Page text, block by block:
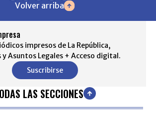
Volver arriba
impresos de La República,
Asuntos Legales + Acceso digital.
Suscribirse
LAS SECCIONES